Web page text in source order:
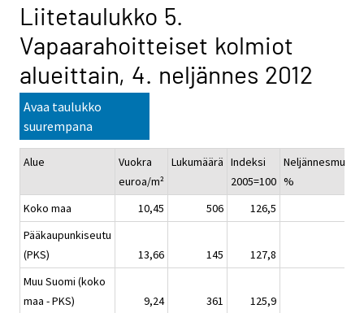
Liitetaulukko 5.
Vapaarahoitteiset kolmiot
alueittain, 4. neljännes 2012
Avaa taulukko
suurempana
Alue
Vuokra
euroa/m²
Lukumäärä Indeksi
2005=100 %
Koko maa
10,45 506 126,5
Pääkaupunkiseutu
(PKS)
13,66 145 127,8
Muu Suomi (koko
maa - PKS)
9,24 361 125,9